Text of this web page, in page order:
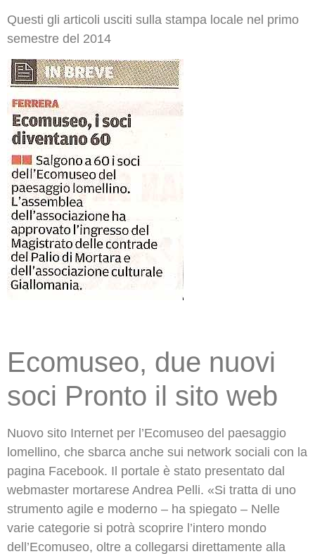
Questi gli articoli usciti sulla stampa locale nel primo
semestre del 2014
Ecomuseo, due nuovi
soci Pronto il sito web
Nuovo sito Internet per l’Ecomuseo del paesaggio
lomellino, che sbarca anche sui network sociali con la
pagina Facebook. Il portale è stato presentato dal
webmaster mortarese Andrea Pelli. «Si tratta di uno
strumento agile e moderno – ha spiegato – Nelle
varie categorie si potrà scoprire l’intero mondo
dell’Ecomuseo, oltre a collegarsi direttamente alla